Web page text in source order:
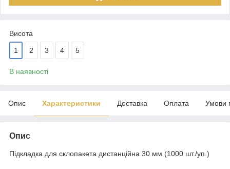
Висота
1 2 3 4 5
В наявності
Опис Характеристики Доставка Оплата Умови
Опис
Підкладка для склопакета дистанційна 30 мм (1000 шт./уп.)